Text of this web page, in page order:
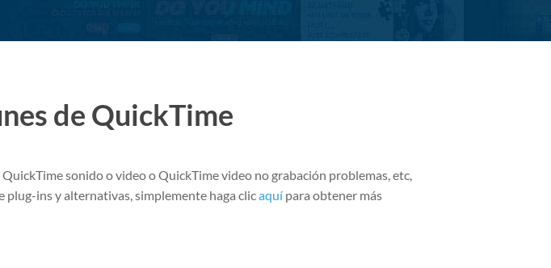
de QuickTime
sonido o video o QuickTime video no grabación problemas, etc,
plug-ins y alternativas, simplemente haga clicaquí para obtener más